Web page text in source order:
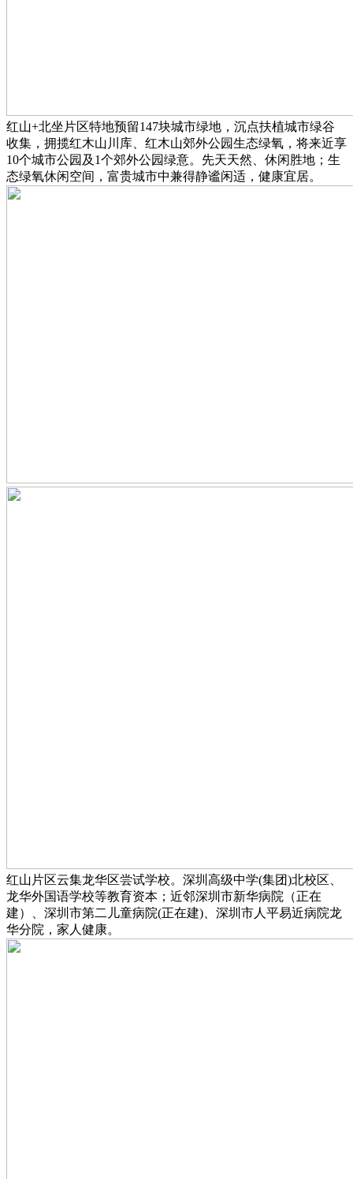
红山+北坐片区特地预留147块城市绿地，沉点扶植城市绿谷
收集，拥揽红木山川库、红木山郊外公园生态绿氧，将来近享
10个城市公园及1个郊外公园绿意。先天天然、休闲胜地；生
态绿氧休闲空间，富贵城市中兼得静谧闲适，健康宜居。
红山片区云集龙华区尝试学校。深圳高级中学(集团)北校区、
龙华外国语学校等教育资本；近邻深圳市新华病院（正在
建）、深圳市第二儿童病院(正在建)、深圳市人平易近病院龙
华分院，家人健康。